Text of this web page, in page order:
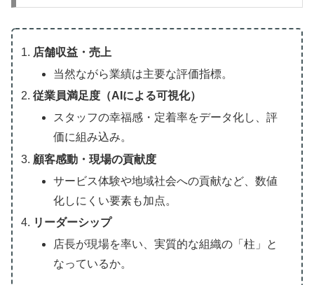
店舗収益・売上
当然ながら業績は主要な評価指標。
従業員満足度（AIによる可視化）
スタッフの幸福感・定着率をデータ化し、評
価に組み込み。
顧客感動・現場の貢献度
サービス体験や地域社会への貢献など、数値
化しにくい要素も加点。
リーダーシップ
店長が現場を率い、実質的な組織の「柱」と
なっているか。